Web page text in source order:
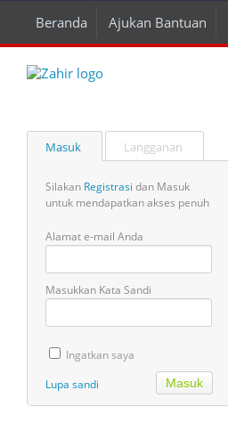
Beranda Ajukan Bantuan
Masuk Langganan
Silakan Registrasi dan Masuk
untuk mendapatkan akses penuh
Alamat e-mail Anda
Masukkan Kata Sandi
Ingatkan saya
Lupa sandi